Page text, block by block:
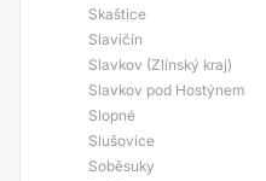
Skaštice
Slavičín
Slavkov (Zlínský kraj)
Slavkov pod Hostýnem
Slopné
Slušovice
Soběsuky